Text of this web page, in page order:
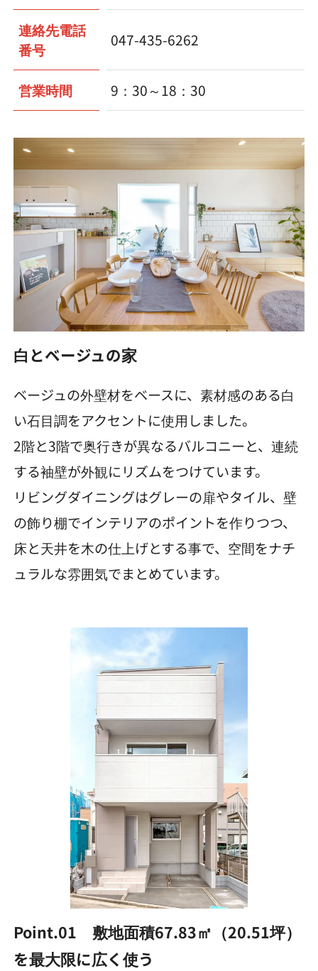
連絡先電話
番号
047-435-6262
営業時間 9：30～18：30
白とベージュの家
ベージュの外壁材をベースに、素材感のある白
い石目調をアクセントに使用しました。
2階と3階で奥行きが異なるバルコニーと、連続
する袖壁が外観にリズムをつけています。
リビングダイニングはグレーの扉やタイル、壁
の飾り棚でインテリアのポイントを作りつつ、
床と天井を木の仕上げとする事で、空間をナチ
ュラルな雰囲気でまとめています。
Point.01 敷地面積67.83㎡（20.51坪）
を最大限に広く使う